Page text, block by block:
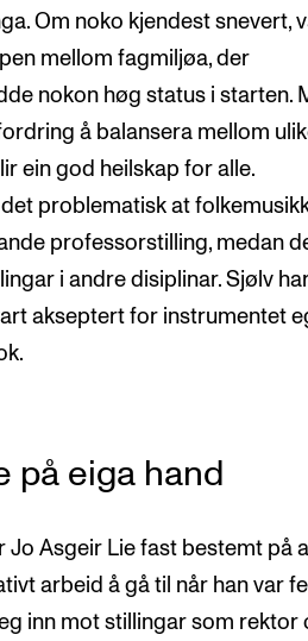
Om noko kjendest snevert,
mellom fagmiljøa, der
nokon høg status i starten.
å balansera mellom
ein god heilskap for alle.
problematisk at
professorstilling, medan
i andre disiplinar. Sjølv
akseptert for instrumentet
på eiga hand
Jo Asgeir Lie fast bestemt på
arbeid å gå til når han var
inn mot stillingar som rektor